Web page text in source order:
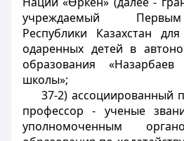
учреждаемый
Республики Казахстан
одаренных детей в
образования «Назарбаев
школы»;
37-2) ассоциированный
профессор - ученые
уполномоченным